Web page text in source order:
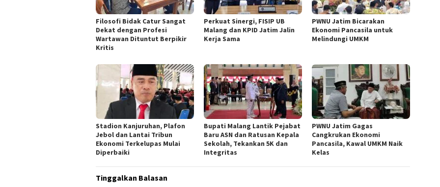
Filosofi Bidak Catur Sangat
Dekat dengan Profesi
Wartawan Dituntut Berpikir
Kritis
Perkuat Sinergi, FISIP UB
Malang dan KPID Jatim Jalin
Kerja Sama
PWNU Jatim Bicarakan
Ekonomi Pancasila untuk
Melindungi UMKM
Stadion Kanjuruhan, Plafon
Jebol dan Lantai Tribun
Ekonomi Terkelupas Mulai
Diperbaiki
Bupati Malang Lantik Pejabat
Baru ASN dan Ratusan Kepala
Sekolah, Tekankan 5K dan
Integritas
PWNU Jatim Gagas
Cangkrukan Ekonomi
Pancasila, Kawal UMKM Naik
Kelas
Tinggalkan Balasan